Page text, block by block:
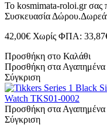
Το kosmimata-roloi.gr σας
Συσκευασία
42,00€ Χωρίς ΦΠΑ:
Προσθήκη στο Καλάθι
Προσθήκη στα Αγαπημένα
Σύγκριση
Προσθήκη στα Αγαπημένα
Σύγκριση